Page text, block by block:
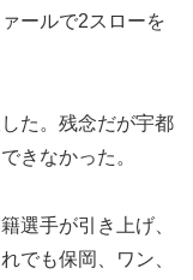
ールで2スローを
た。残念だが宇都
きなかった。
選手が引き上げ、
でも保岡、ワン、